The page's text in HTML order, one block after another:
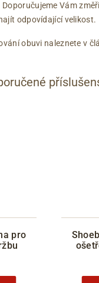
Vám
odpovídající velikost.
obuvi naleznete v
pro